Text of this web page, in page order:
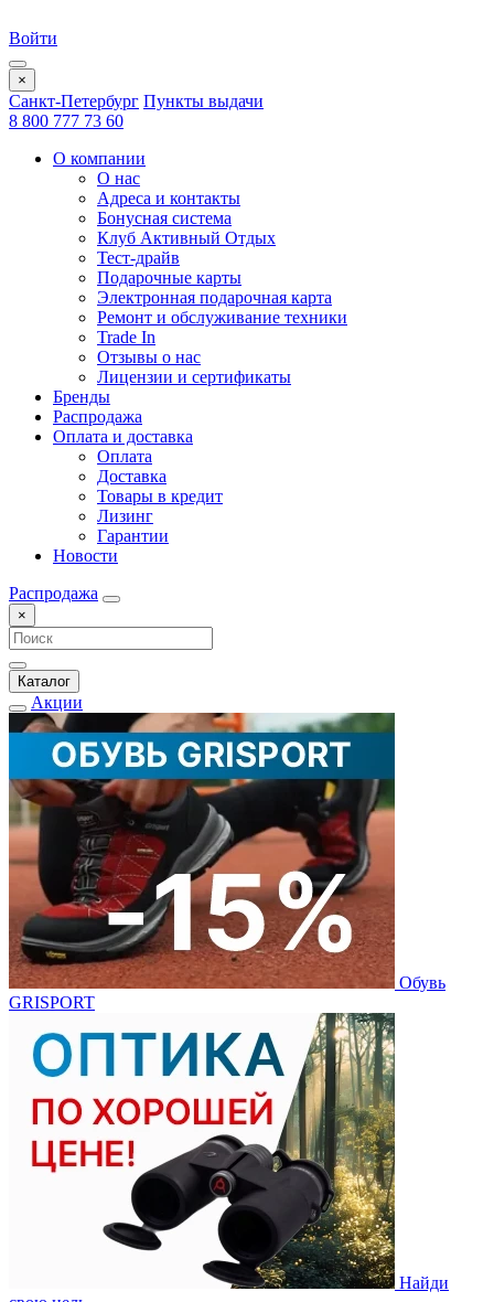
Войти
×
Санкт-Петербург Пункты выдачи
8 800 777 73 60
О компании
О нас
Адреса и контакты
Бонусная система
Клуб Активный Отдых
Тест-драйв
Подарочные карты
Электронная подарочная карта
Ремонт и обслуживание техники
Trade In
Отзывы о нас
Лицензии и сертификаты
Бренды
Распродажа
Оплата и доставка
Оплата
Доставка
Товары в кредит
Лизинг
Гарантии
Новости
Распродажа
×
Каталог
Акции
Обувь
GRISPORT
Найди